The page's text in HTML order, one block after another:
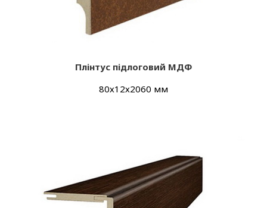
Плінтус підлоговий МДФ
80х12х2060 мм